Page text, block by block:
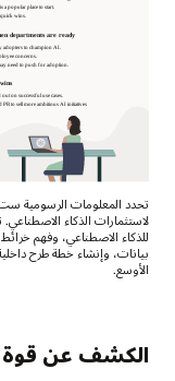
تحدد المعلومات الرسومية
لاستثمارات الذكاء
للذكاء الاصطناعي، وفهم
بيانات، وإنشاء خطة طرح
الأوسع.
الكشف عن قوة Oracle AI اليوم